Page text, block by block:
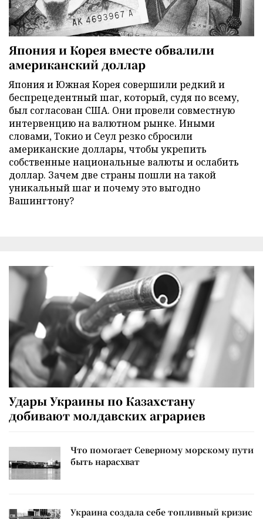
Япония и Корея вместе обвалили
американский доллар
Япония и Южная Корея совершили редкий и
беспрецедентный шаг, который, судя по всему,
был согласован США. Они провели совместную
интервенцию на валютном рынке. Иными
словами, Токио и Сеул резко сбросили
американские доллары, чтобы укрепить
собственные национальные валюты и ослабить
доллар. Зачем две страны пошли на такой
уникальный шаг и почему это выгодно
Вашингтону?
Удары Украины по Казахстану
добивают молдавских аграриев
Что помогает Северному морскому пути
быть нарасхват
Украина создала себе топливный кризис